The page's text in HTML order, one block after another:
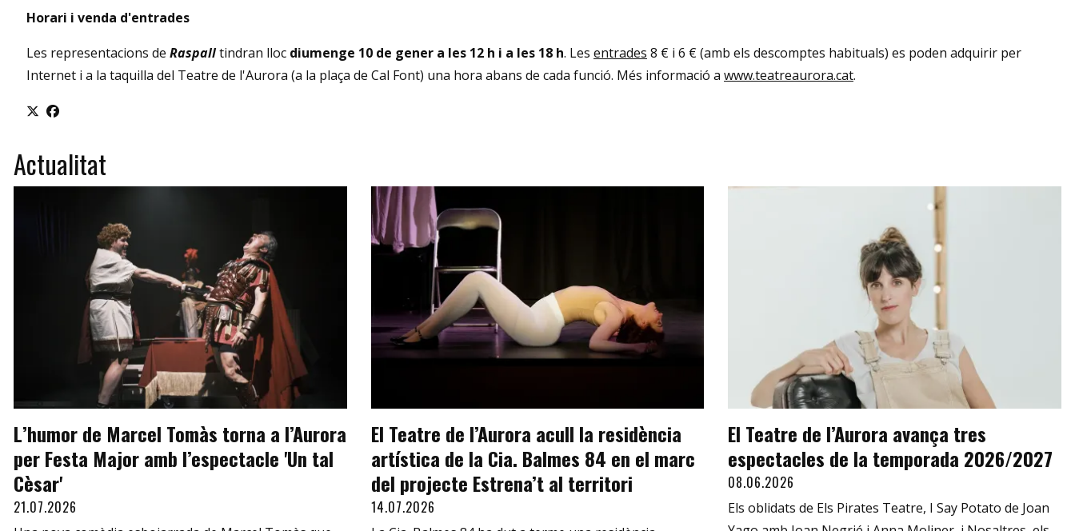
Horari i venda d'entrades
Les representacions de Raspalltindran lloc diumenge 10 de gener a les 12 h i a les 18 h. Les entrades 8 € i 6 € (amb els descomptes habituals) es poden adquirir per
Internet i a la taquilla del Teatre de l'Aurora (a la plaça de Cal Font) una hora abans de cada funció. Més informació a www.teatreaurora.cat.
Actualitat
L’humor de Marcel Tomàs torna a l’Aurora
per Festa Major amb l’espectacle 'Un tal
Cèsar'
21.07.2026
El Teatre de l’Aurora acull la residència
artística de la Cia. Balmes 84 en el marc
del projecte Estrena’t al territori
14.07.2026
El Teatre de l’Aurora avança tres
espectacles de la temporada 2026/2027
08.06.2026
Els oblidats de Els Pirates Teatre, I Say Potato de Joan